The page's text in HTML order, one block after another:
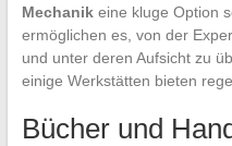
Mechanikeine kluge Option
ermöglichen es, von der
und unter deren Aufsicht zu
einige Werkstätten bieten
Bücher und